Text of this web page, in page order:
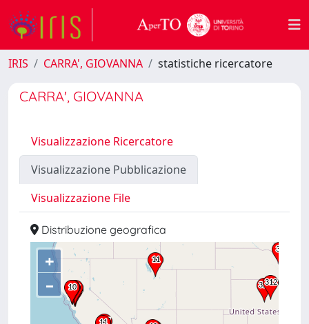
IRIS CARRA', GIOVANNA statistiche ricercatore
CARRA', GIOVANNA
Visualizzazione Ricercatore
Visualizzazione Pubblicazione
Visualizzazione File
Distribuzione geografica
+
–